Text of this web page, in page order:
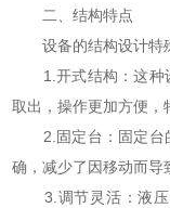
二、结构特点
设备的结构设计特殊
1.开式结构：这种设
取出，操作更加方便，
2.固定台：固定台
确，减少了因移动而导
3.调节灵活：液压